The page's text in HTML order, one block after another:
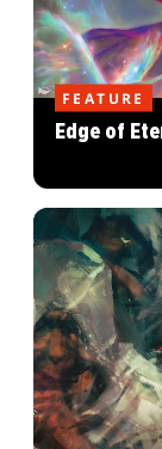
FEATURE
Edge of